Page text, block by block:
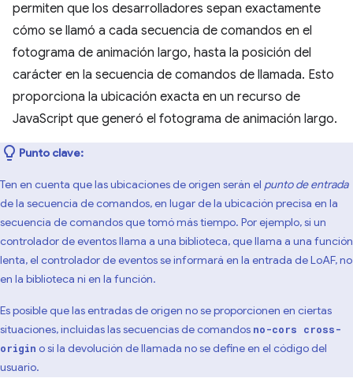
permiten que los desarrolladores sepan exactamente
cómo se llamó a cada secuencia de comandos en el
fotograma de animación largo, hasta la posición del
carácter en la secuencia de comandos de llamada. Esto
proporciona la ubicación exacta en un recurso de
JavaScript que generó el fotograma de animación largo.
Punto clave:
Ten en cuenta que las ubicaciones de origen serán el punto de entrada
de la secuencia de comandos, en lugar de la ubicación precisa en la
secuencia de comandos que tomó más tiempo. Por ejemplo, si un
controlador de eventos llama a una biblioteca, que llama a una función
lenta, el controlador de eventos se informará en la entrada de LoAF, no
en la biblioteca ni en la función.
Es posible que las entradas de origen no se proporcionen en ciertas
situaciones, incluidas las secuencias de comandos no-cors cross-
origin o si la devolución de llamada no se define en el código del
usuario.